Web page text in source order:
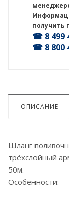
получить
☎ 8 499
☎ 8 800
ОПИСАНИЕ
Шланг
трёхслойный
50м.
Особенности: